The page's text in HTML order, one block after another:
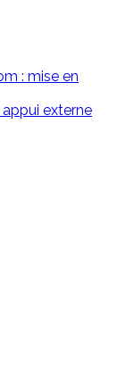
: mise en
externe